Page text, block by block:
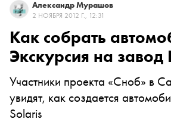
Александр Мурашов
2 НОЯБРЯ 2012 Г., 12:31
Как собрать
Экскурсия на
Участники проекта «Сноб» в
увидят, как создается
Solaris